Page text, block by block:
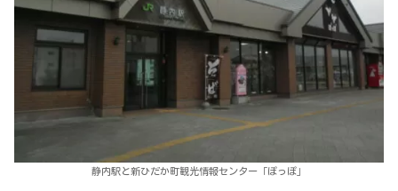
静内駅と新ひだか町観光情報センター「ぽっぽ」